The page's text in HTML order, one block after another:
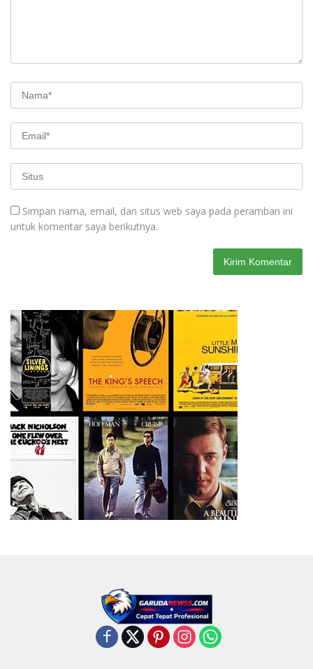
Simpan nama, email, dan situs web saya pada peramban ini
untuk komentar saya berikutnya.